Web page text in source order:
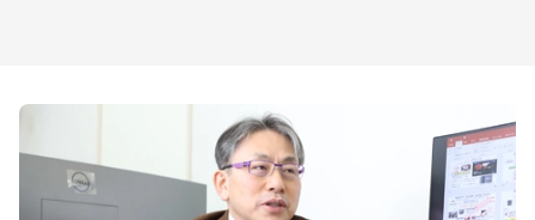
医院の譲渡・売却をお考えの方
採用をお考えの医療機関の方